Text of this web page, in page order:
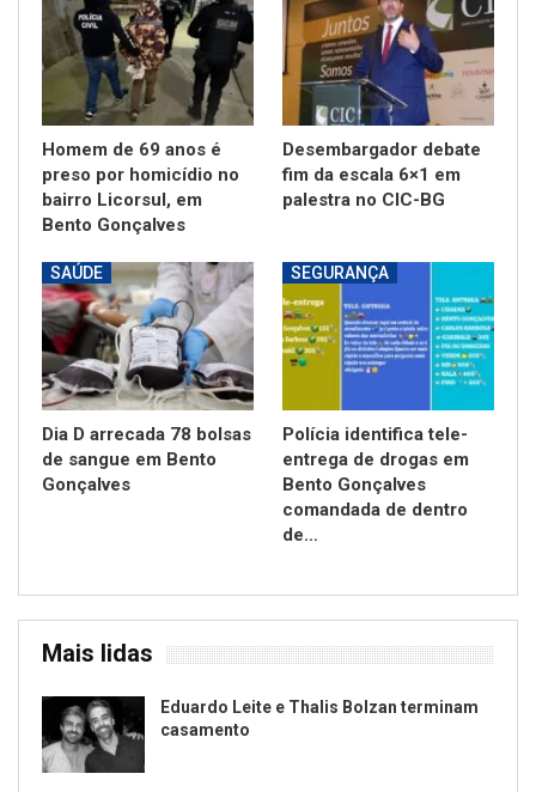
Homem de 69 anos é
preso por homicídio no
bairro Licorsul, em
Bento Gonçalves
Desembargador debate
fim da escala 6×1 em
palestra no CIC-BG
SAÚDE
Dia D arrecada 78 bolsas
de sangue em Bento
Gonçalves
SEGURANÇA
Polícia identifica tele-
entrega de drogas em
Bento Gonçalves
comandada de dentro
de…
Mais lidas
Eduardo Leite e Thalis Bolzan terminam
casamento